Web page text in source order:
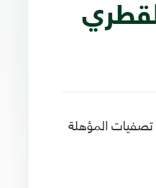
فوزه الكبير على المنتخب القطري بنتيجة قوامها 6/1 في تصفيات المؤهلة